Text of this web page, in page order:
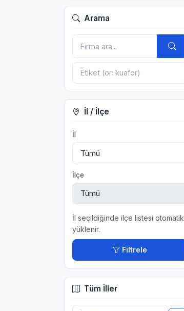
Arama
İl / İlçe
İl
İlçe
İl seçildiğinde ilçe listesi otomatik
yüklenir.
Filtrele
Tüm İller